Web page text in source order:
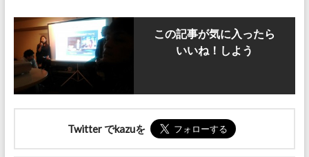
この記事が気に入ったら
いいね！しよう
Twitter でkazuを